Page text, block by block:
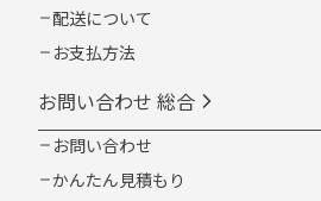
配送について
お支払方法
お問い合わせ 総合
お問い合わせ
かんたん見積もり